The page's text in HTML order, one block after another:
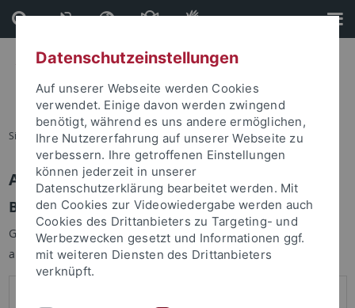
Direkt
zum
Inhalt
Direkt
zur
Fußleiste
Sie sind hier: Startseite
Anmelden
Benutzeranmeldung
Geben Sie Ihren Benutzernamen und Ihr Passwort an um sich
anzumelden:
Datenschutzeinstellungen
Auf unserer Webseite werden Cookies
verwendet. Einige davon werden zwingend
benötigt, während es uns andere ermöglichen,
Ihre Nutzererfahrung auf unserer Webseite zu
verbessern. Ihre getroffenen Einstellungen
können jederzeit in unserer
Datenschutzerklärung bearbeitet werden. Mit
den Cookies zur Videowiedergabe werden auch
Cookies des Drittanbieters zu Targeting- und
Werbezwecken gesetzt und Informationen ggf.
mit weiteren Diensten des Drittanbieters
verknüpft.